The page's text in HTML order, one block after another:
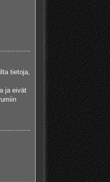
tietoja,
ja eivät